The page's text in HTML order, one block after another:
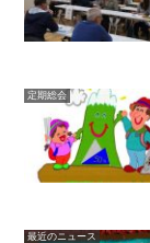
定期総会
最近のニュース